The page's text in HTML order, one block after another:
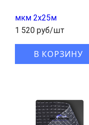
мкм 2x25м
1 520 руб/шт
В КОРЗИНУ